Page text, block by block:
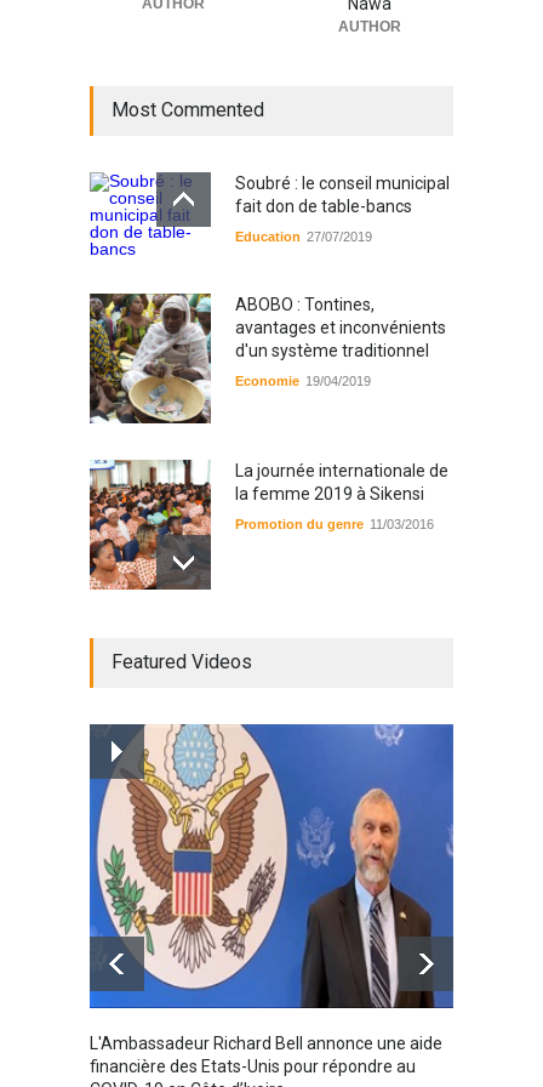
AUTHOR
AUTHOR
Most Commented
Soubré : le conseil municipal
fait don de table-bancs
Education 27/07/2019
ABOBO : Tontines,
avantages et inconvénients
d'un système traditionnel
Economie 19/04/2019
La journée internationale de
la femme 2019 à Sikensi
Promotion du genre 11/03/2016
Radio partenaire
Magazine : le service de
prise en charge des
personnes vivantes avec le
VIH
Santé 25/03/2019
Featured Videos
L'Ambassadeur Richard Bell annonce une aide
financière des Etats-Unis pour répondre au